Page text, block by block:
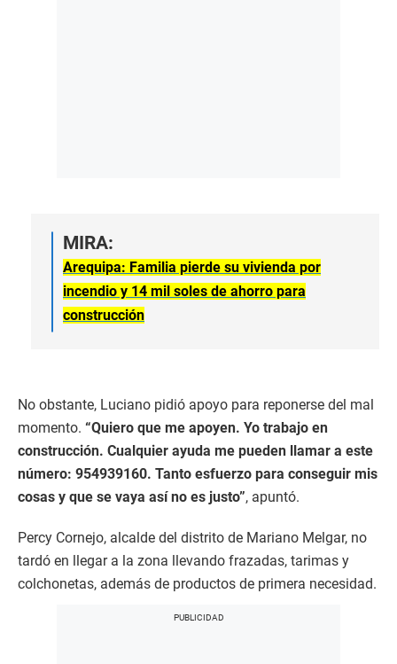
MIRA:
Arequipa: Familia pierde su vivienda por
incendio y 14 mil soles de ahorro para
construcción
No obstante, Luciano pidió apoyo para reponerse del mal
momento. “Quiero que me apoyen. Yo trabajo en
construcción. Cualquier ayuda me pueden llamar a este
número: 954939160. Tanto esfuerzo para conseguir mis
cosas y que se vaya así no es justo”, apuntó.
Percy Cornejo, alcalde del distrito de Mariano Melgar, no
tardó en llegar a la zona llevando frazadas, tarimas y
colchonetas, además de productos de primera necesidad.